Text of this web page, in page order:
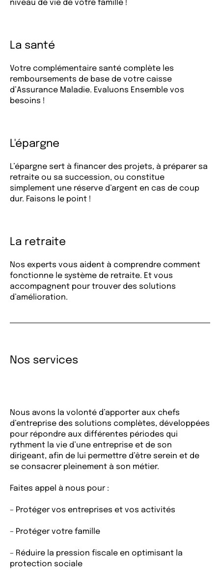
niveau de vie de votre famille !
La santé
Votre complémentaire santé complète les
remboursements de base de votre caisse
d’Assurance Maladie. Evaluons Ensemble vos
besoins !
L'épargne
L’épargne sert à financer des projets, à préparer sa
retraite ou sa succession, ou constitue
simplement une réserve d’argent en cas de coup
dur. Faisons le point !
La retraite
Nos experts vous aident à comprendre comment
fonctionne le système de retraite. Et vous
accompagnent pour trouver des solutions
d’amélioration.
Nos services
Nous avons la volonté d’apporter aux chefs
d’entreprise des solutions complètes, développées
pour répondre aux différentes périodes qui
rythment la vie d’une entreprise et de son
dirigeant, afin de lui permettre d’être serein et de
se consacrer pleinement à son métier.
Faites appel à nous pour :
– Protéger vos entreprises et vos activités
– Protéger votre famille
– Réduire la pression fiscale en optimisant la
protection sociale